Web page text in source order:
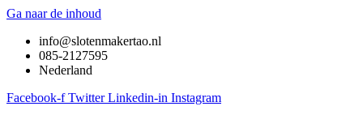
Ga naar de inhoud
info@slotenmakertao.nl
085-2127595
Nederland
Facebook-f Twitter Linkedin-in Instagram